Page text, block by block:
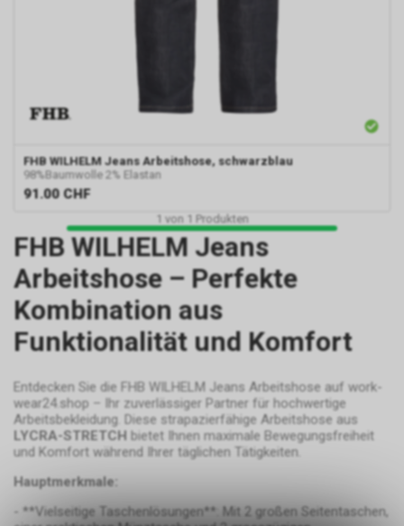
FHB WILHELM Jeans Arbeitshose, schwarzblau
98%Baumwolle 2% Elastan
91.00 CHF
1 von 1 Produkten
FHB WILHELM Jeans
Arbeitshose – Perfekte
Kombination aus
Funktionalität und Komfort
Entdecken Sie die FHB WILHELM Jeans Arbeitshose auf work-
wear24.shop – Ihr zuverlässiger Partner für hochwertige
Arbeitsbekleidung. Diese strapazierfähige Arbeitshose aus
LYCRA-STRETCH bietet Ihnen maximale Bewegungsfreiheit
und Komfort während Ihrer täglichen Tätigkeiten.
Hauptmerkmale:
- **Vielseitige Taschenlösungen**: Mit 2 großen Seitentaschen,